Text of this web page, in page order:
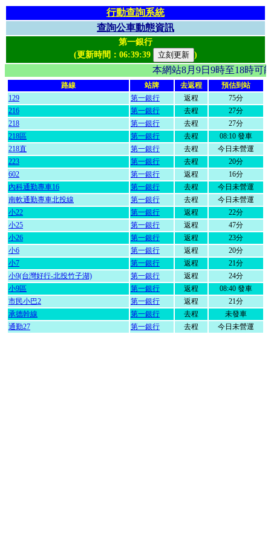
行動查詢系統
查詢公車動態資訊
第一銀行
(更新時間： 06:39:39 )
本網站8月9日9時至18
路線 站牌 去返程
預估到站
129
第一銀行 返程
75分
216
第一銀行 去程
27分
218
第一銀行 去程
27分
218區
第一銀行 去程
08:10 發車
218直
第一銀行 去程
今日未營運
223
第一銀行 去程
20分
602
第一銀行 返程
16分
內科通勤專車16
第一銀行 去程
今日未營運
南軟通勤專車北投線
第一銀行 去程
今日未營運
小22
第一銀行 返程
22分
小25
第一銀行 返程
47分
小26
第一銀行 返程
23分
小6
第一銀行 返程
20分
小7
第一銀行 返程
21分
小9(台灣好行-北投竹子湖)
第一銀行 返程
24分
小9區
第一銀行 返程
08:40 發車
市民小巴2
第一銀行 返程
21分
承德幹線
第一銀行 去程
未發車
通勤27
第一銀行 去程 今日未營運